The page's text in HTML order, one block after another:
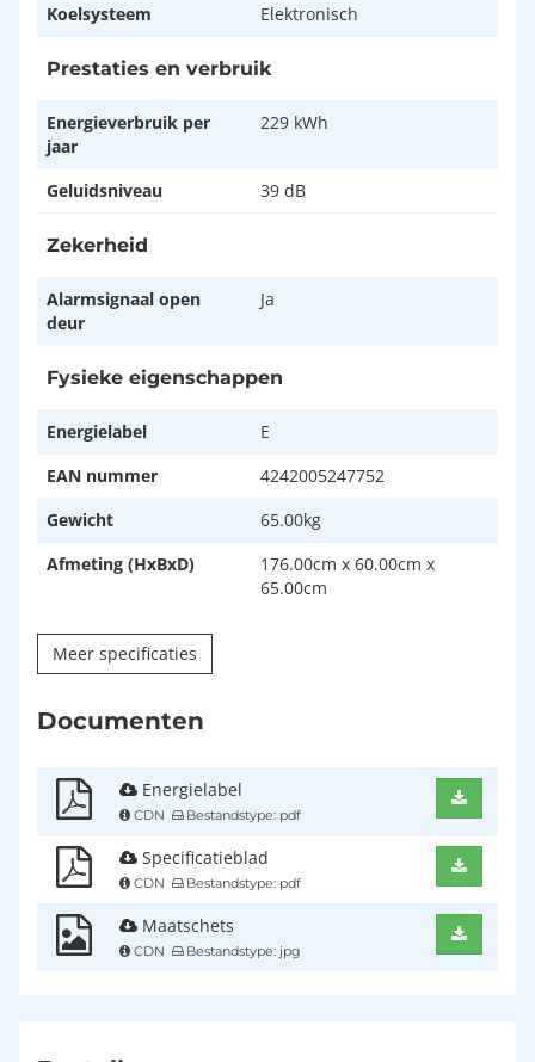
Koelsysteem
Elektronisch
Prestaties en verbruik
Energieverbruik per
jaar
229 kWh
Geluidsniveau 39 dB
Zekerheid
Alarmsignaal open
deur
Ja
Fysieke eigenschappen
Energielabel
E
EAN nummer
4242005247752
Gewicht
65.00kg
Afmeting (HxBxD)
176.00cm x 60.00cm x
65.00cm
Meer specificaties
Documenten
Energielabel
CDN Bestandstype: pdf
Specificatieblad
CDN Bestandstype: pdf
Maatschets
CDN Bestandstype: jpg